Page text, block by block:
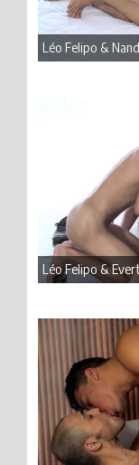
Léo Felipo &
Léo Felipo &